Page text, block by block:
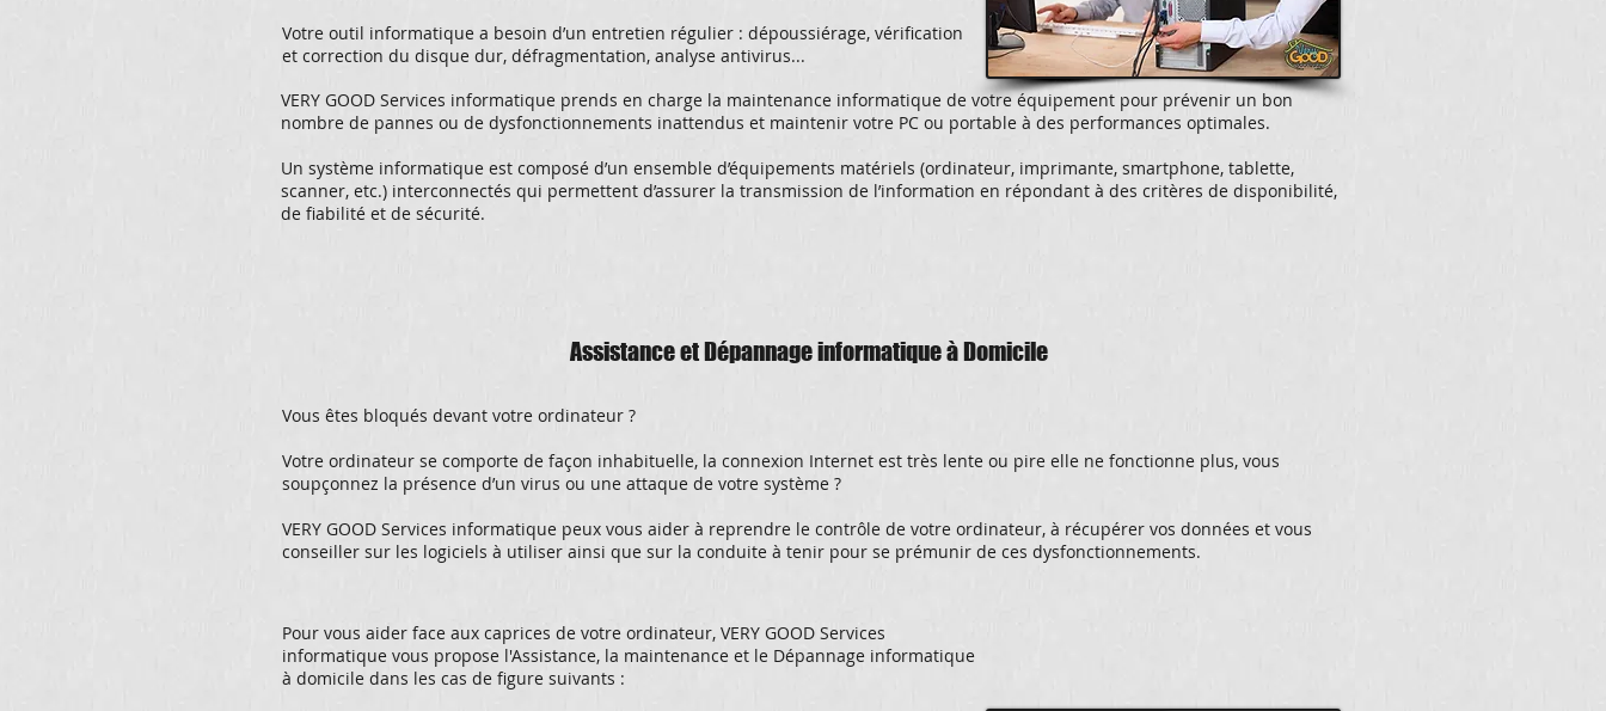
Votre outil informatique a besoin d’un entretien régulier : dépoussiérage, vérification
et correction du disque dur, défragmentation, analyse antivirus...
VERY GOOD Services informatique prends en charge la maintenance informatique de votre équipement pour prévenir un bon
nombre de pannes ou de dysfonctionnements inattendus et maintenir votre PC ou portable à des performances optimales.
Un système informatique est composé d’un ensemble d’équipements matériels (ordinateur, imprimante, smartphone, tablette,
scanner, etc.) interconnectés qui permettent d’assurer la transmission de l’information en répondant à des critères de disponibilité,
de fiabilité et de sécurité.
Assistance et Dépannage informatique à Domicile
Vous êtes bloqués devant votre ordinateur ?
Votre ordinateur se comporte de façon inhabituelle, la connexion Internet est très lente ou pire elle ne fonctionne plus, vous
soupçonnez la présence d’un virus ou une attaque de votre système ?
VERY GOOD Services informatique peux vous aider à reprendre le contrôle de votre ordinateur, à récupérer vos données et vous
conseiller sur les logiciels à utiliser ainsi que sur la conduite à tenir pour se prémunir de ces dysfonctionnements.
Pour vous aider face aux caprices de votre ordinateur, VERY GOOD Services
informatique vous propose l'Assistance, la maintenance et le Dépannage informatique
à domicile dans les cas de figure suivants :